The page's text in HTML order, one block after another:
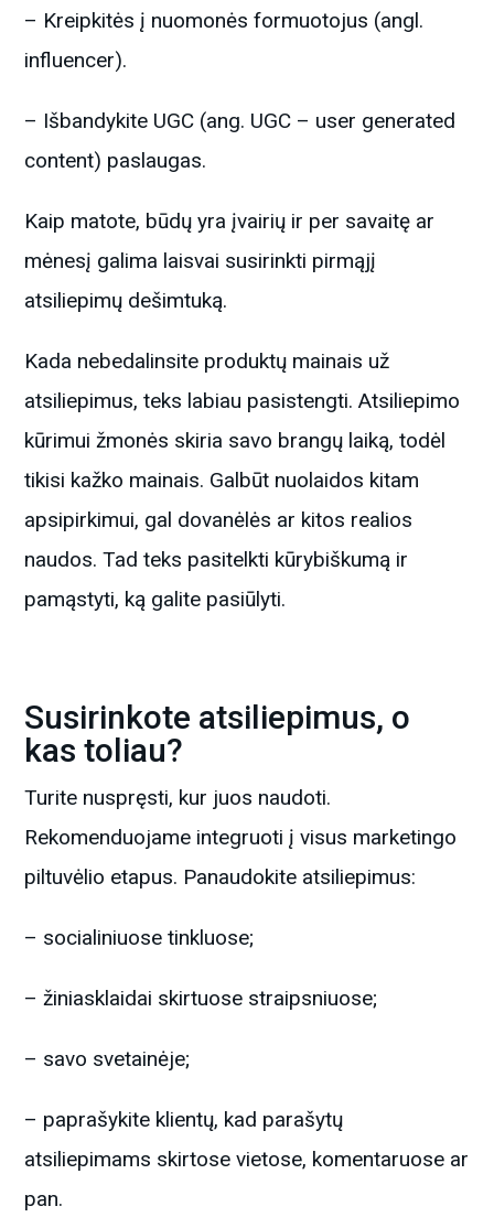
– Kreipkitės į nuomonės formuotojus (angl.
influencer).
– Išbandykite UGC (ang. UGC – user generated
content) paslaugas.
Kaip matote, būdų yra įvairių ir per savaitę ar
mėnesį galima laisvai susirinkti pirmąjį
atsiliepimų dešimtuką.
Kada nebedalinsite produktų mainais už
atsiliepimus, teks labiau pasistengti. Atsiliepimo
kūrimui žmonės skiria savo brangų laiką, todėl
tikisi kažko mainais. Galbūt nuolaidos kitam
apsipirkimui, gal dovanėlės ar kitos realios
naudos. Tad teks pasitelkti kūrybiškumą ir
pamąstyti, ką galite pasiūlyti.
Susirinkote atsiliepimus, o
kas toliau?
Turite nuspręsti, kur juos naudoti.
Rekomenduojame integruoti į visus marketingo
piltuvėlio etapus. Panaudokite atsiliepimus:
– socialiniuose tinkluose;
– žiniasklaidai skirtuose straipsniuose;
– savo svetainėje;
– paprašykite klientų, kad parašytų
atsiliepimams skirtose vietose, komentaruose ar
pan.